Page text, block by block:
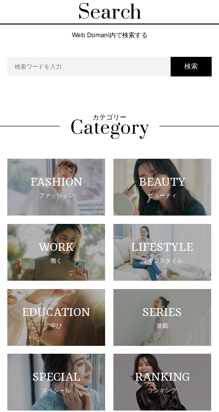
Search
Web Domani内で検索する
検索
カテゴリー
FASHION
ファッション
BEAUTY
ビューティ
WORK
働く
LIFESTYLE
ライフスタイル
EDUCATION
学び
SERIES
連載
SPECIAL
スペシャル
RANKING
ランキング